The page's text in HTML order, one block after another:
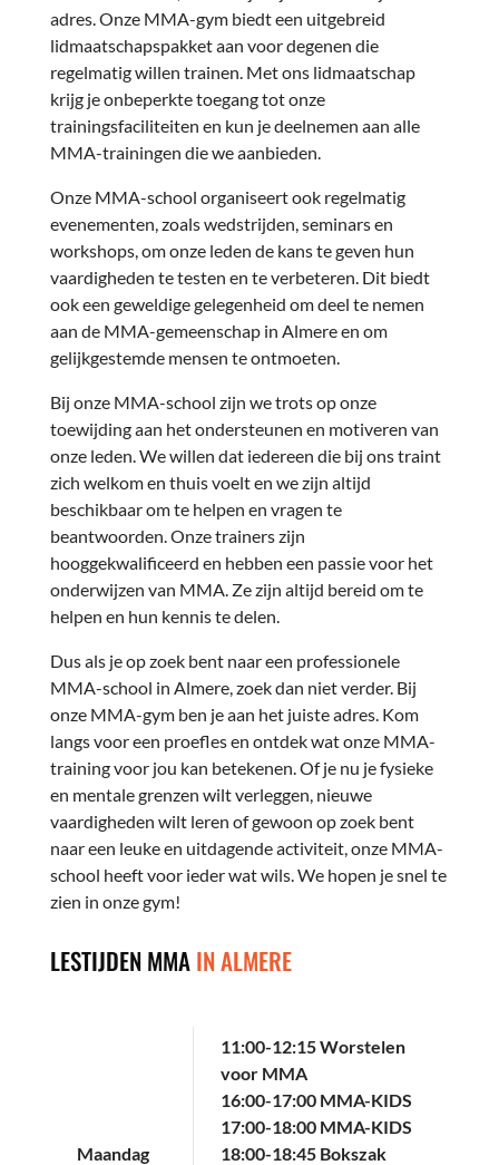
adres. Onze MMA-gym biedt een uitgebreid
lidmaatschapspakket aan voor degenen die
regelmatig willen trainen. Met ons lidmaatschap
krijg je onbeperkte toegang tot onze
trainingsfaciliteiten en kun je deelnemen aan alle
MMA-trainingen die we aanbieden.
Onze MMA-school organiseert ook regelmatig
evenementen, zoals wedstrijden, seminars en
workshops, om onze leden de kans te geven hun
vaardigheden te testen en te verbeteren. Dit biedt
ook een geweldige gelegenheid om deel te nemen
aan de MMA-gemeenschap in Almere en om
gelijkgestemde mensen te ontmoeten.
Bij onze MMA-school zijn we trots op onze
toewijding aan het ondersteunen en motiveren van
onze leden. We willen dat iedereen die bij ons traint
zich welkom en thuis voelt en we zijn altijd
beschikbaar om te helpen en vragen te
beantwoorden. Onze trainers zijn
hooggekwalificeerd en hebben een passie voor het
onderwijzen van MMA. Ze zijn altijd bereid om te
helpen en hun kennis te delen.
Dus als je op zoek bent naar een professionele
MMA-school in Almere, zoek dan niet verder. Bij
onze MMA-gym ben je aan het juiste adres. Kom
langs voor een proefles en ontdek wat onze MMA-
training voor jou kan betekenen. Of je nu je fysieke
en mentale grenzen wilt verleggen, nieuwe
vaardigheden wilt leren of gewoon op zoek bent
naar een leuke en uitdagende activiteit, onze MMA-
school heeft voor ieder wat wils. We hopen je snel te
zien in onze gym!
LESTIJDEN MMAIN ALMERE
Maandag
11:00-12:15 Worstelen
voor MMA
16:00-17:00 MMA-KIDS
17:00-18:00 MMA-KIDS
18:00-18:45 Bokszak